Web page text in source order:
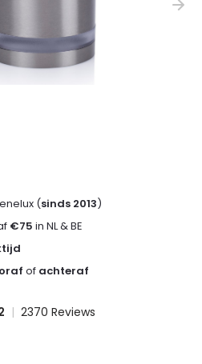
(sinds 2013)
€75 in NL & BE
of achteraf